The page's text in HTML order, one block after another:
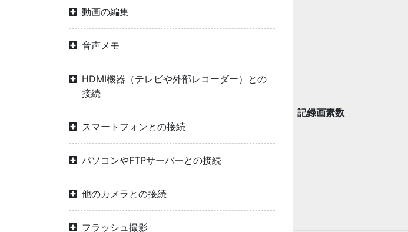
動画の編集
音声メモ
HDMI機器（テレビや外部レコーダー）との
接続
スマートフォンとの接続
パソコンやFTPサーバーとの接続
他のカメラとの接続
フラッシュ撮影
記録画素数